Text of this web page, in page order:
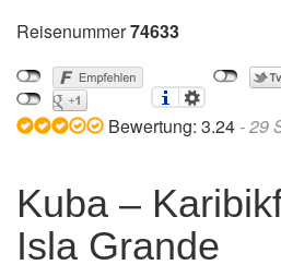
Reisenummer74633
Bewertung: 3.24 -29
Kuba –
Isla Grande